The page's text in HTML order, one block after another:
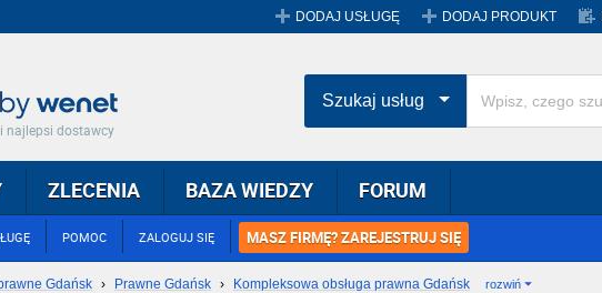
DODAJ USŁUGĘ DODAJ PRODUKT
najlepsi dostawcy
POMOC ZALOGUJ SIĘ MASZ FIRMĘ? ZAREJESTRUJ SIĘ
ZLECENIA BAZA WIEDZY FORUM
Szukaj usług
Gdańsk › Prawne Gdańsk › Kompleksowa obsługa prawna Gdańsk rozwiń